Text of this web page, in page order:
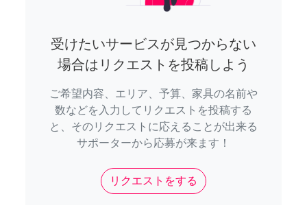
受けたいサービスが見つからない
場合はリクエストを投稿しよう
ご希望内容、エリア、予算、家具の名前や
数などを入力してリクエストを投稿する
と、そのリクエストに応えることが出来る
サポーターから応募が来ます！
リクエストをする